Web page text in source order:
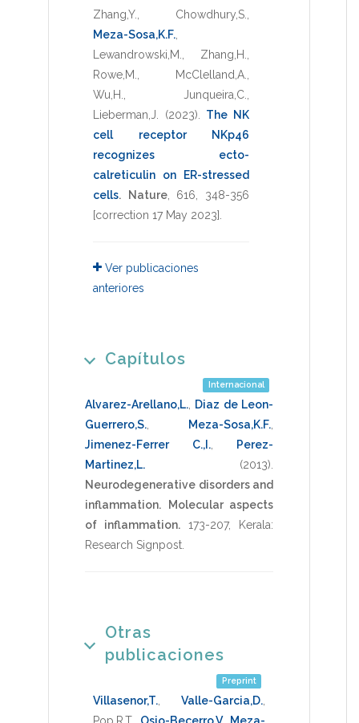
Zhang,Y.
Chowdhury,S.
Meza-Sosa,K.F.
Lewandrowski,M.
Zhang,H.
Rowe,M.
McClelland,A.
Wu,H.
Junqueira,C.
Lieberman,J.
(2023)
The NK
cell receptor NKp46
recognizes ecto-
calreticulin on ER-stressed
cells. Nature, 616
348-356
[correction 17 May 2023]
Ver publicaciones
anteriores
Capítulos
Internacional
Alvarez-Arellano,L. Diaz de Leon-
Guerrero,S.
Meza-Sosa,K.F.
Jimenez-Ferrer C.,I., Perez-
Martinez,L.
(2013)
Neurodegenerative disorders and
inflammation.
Molecular aspects
of inflammation.
173-207, Kerala:
Research Signpost
Otras
publicaciones
Preprint
Villasenor,T. Valle-Garcia,D.
Pop,R.T.
Osio-Becerro,V. Meza-